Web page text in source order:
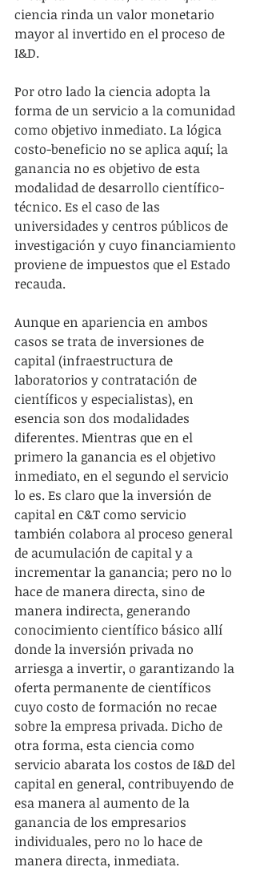
ciencia rinda un valor monetario
mayor al invertido en el proceso de
I&D.
Por otro lado la ciencia adopta la
forma de un servicio a la comunidad
como objetivo inmediato. La lógica
costo-beneficio no se aplica aquí; la
ganancia no es objetivo de esta
modalidad de desarrollo científico-
técnico. Es el caso de las
universidades y centros públicos de
investigación y cuyo financiamiento
proviene de impuestos que el Estado
recauda.
Aunque en apariencia en ambos
casos se trata de inversiones de
capital (infraestructura de
laboratorios y contratación de
científicos y especialistas), en
esencia son dos modalidades
diferentes. Mientras que en el
primero la ganancia es el objetivo
inmediato, en el segundo el servicio
lo es. Es claro que la inversión de
capital en C&T como servicio
también colabora al proceso general
de acumulación de capital y a
incrementar la ganancia; pero no lo
hace de manera directa, sino de
manera indirecta, generando
conocimiento científico básico allí
donde la inversión privada no
arriesga a invertir, o garantizando la
oferta permanente de científicos
cuyo costo de formación no recae
sobre la empresa privada. Dicho de
otra forma, esta ciencia como
servicio abarata los costos de I&D del
capital en general, contribuyendo de
esa manera al aumento de la
ganancia de los empresarios
individuales, pero no lo hace de
manera directa, inmediata.